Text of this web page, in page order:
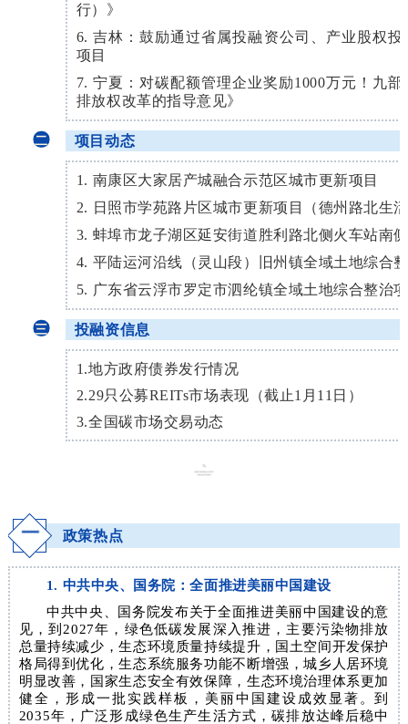
行）》
6. 吉林：鼓励通过省属投融资公司、产业股权
项目
7. 宁夏：对碳配额管理企业奖励1000万元！九
排放权改革的指导意见》
二 项目动态
1. 南康区大家居产城融合示范区城市更新项目
2. 日照市学苑路片区城市更新项目（德州路北生
3. 蚌埠市龙子湖区延安街道胜利路北侧火车站南
4. 平陆运河沿线（灵山段）旧州镇全域土地综合
5. 广东省云浮市罗定市泗纶镇全域土地综合整治
三 投融资信息
1.地方政府债券发行情况
2.29只公募REITs市场表现（截止1月11日）
3.全国碳市场交易动态
一 政策热点
1. 中共中央、国务院：全面推进美丽中国建设
中共中央、国务院发布关于全面推进美丽中国建设的意
见，到2027年，绿色低碳发展深入推进，主要污染物排放
总量持续减少，生态环境质量持续提升，国土空间开发保护
格局得到优化，生态系统服务功能不断增强，城乡人居环境
明显改善，国家生态安全有效保障，生态环境治理体系更加
健全，形成一批实践样板，美丽中国建设成效显著。到
2035年，广泛形成绿色生产生活方式，碳排放达峰后稳中